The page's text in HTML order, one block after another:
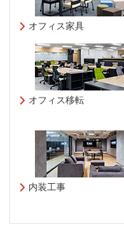
オフィス家具
オフィス移転
内装工事